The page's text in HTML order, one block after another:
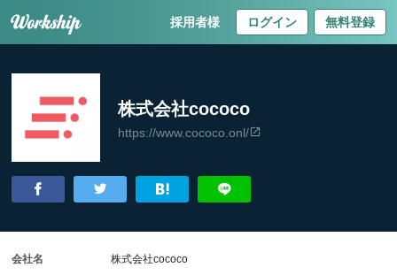
採用者様 ログイン 無料登録
株式会社cococo
https://www.cococo.onl/
会社名 株式会社cococo